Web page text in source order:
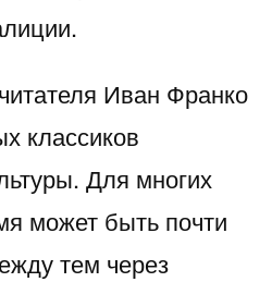
Иван Франко
классиков
Для многих
может быть почти
тем через